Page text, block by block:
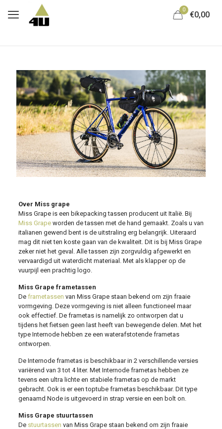
0
€0,00
Over Miss grape
Miss Grape is een bikepacking tassen producent uit Italië. Bij
Miss Grapeworden de tassen met de hand gemaakt. Zoals u van
italianen gewend bent is de uitstraling erg belangrijk. Uiteraard
mag dit niet ten koste gaan van de kwaliteit. Dit is bij Miss Grape
zeker niet het geval. Alle tassen zijn zorgvuldig afgewerkt en
vervaardigd uit waterdicht materiaal. Met als klapper op de
vuurpijl een prachtig logo.
Miss Grape frametassen
De frametassen van Miss Grape staan bekend om zijn fraaie
vormgeving. Deze vormgeving is niet alleen functioneel maar
ook effectief. De frametas is namelijk zo ontworpen dat u
tijdens het fietsen geen last heeft van bewegende delen. Met het
type Internode hebben ze een waterafstotende frametas
ontworpen.
De Internode frametas is beschikbaar in 2 verschillende versies
variërend van 3 tot 4 liter. Met Internode frametas hebben ze
tevens een ultra lichte en stabiele frametas op de markt
gebracht. Ook is er een toptube frametas beschikbaar. Dit type
genaamd Node is uitgevoerd in strap versie en een bolt on.
Miss Grape stuurtassen
De stuurtassen van Miss Grape staan bekend om zijn fraaie